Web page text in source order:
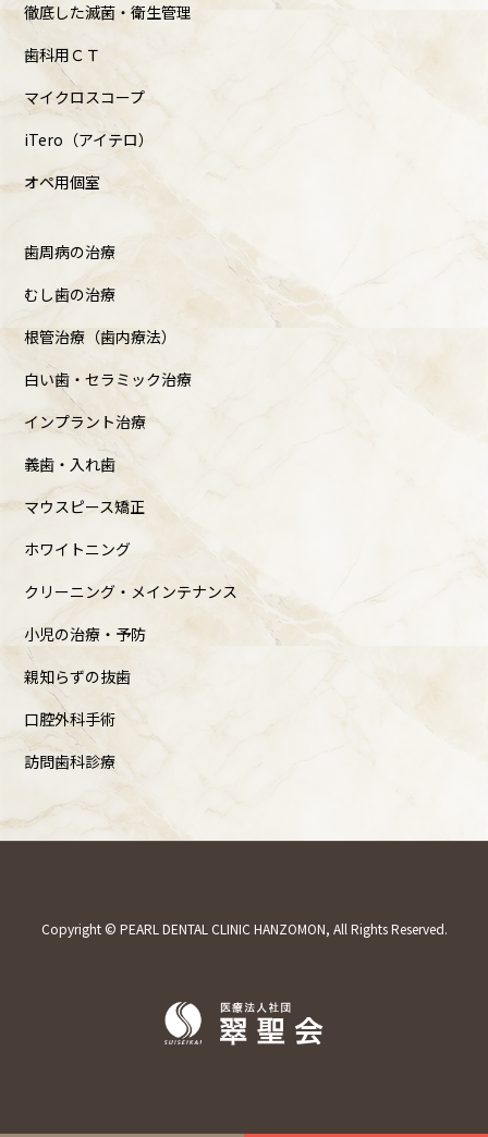
徹底した滅菌・衛生管理
歯科用ＣＴ
マイクロスコープ
iTero（アイテロ）
オペ用個室
歯周病の治療
むし歯の治療
根管治療（歯内療法）
白い歯・セラミック治療
インプラント治療
義歯・入れ歯
マウスピース矯正
ホワイトニング
クリーニング・メインテナンス
小児の治療・予防
親知らずの抜歯
口腔外科手術
訪問歯科診療
Copyright © PEARL DENTAL CLINIC HANZOMON, All Rights Reserved.